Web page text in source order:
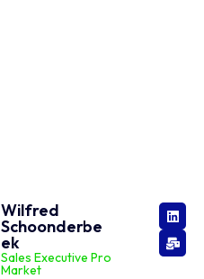
Wilfred
Schoonderbe
ek
Sales Executive Pro
Market